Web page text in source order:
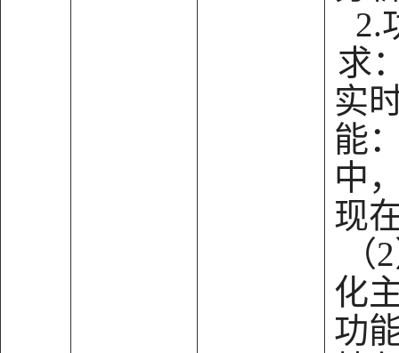
2.
求
实
能
中
现
（
化
功